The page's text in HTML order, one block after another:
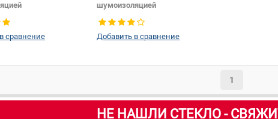
крепления
+
сравнение
шумоизоляцией
Изменение камеры +
особенностей +
шелкографии + крепления
Добавить в сравнение
1
НЕ НАШЛИ СТЕКЛО -